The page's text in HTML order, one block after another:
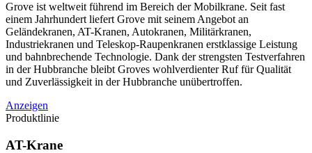
Grove ist weltweit führend im Bereich der Mobilkrane. Seit fast
einem Jahrhundert liefert Grove mit seinem Angebot an
Geländekranen, AT-Kranen, Autokranen, Militärkranen,
Industriekranen und Teleskop-Raupenkranen erstklassige Leistung
und bahnbrechende Technologie. Dank der strengsten Testverfahren
in der Hubbranche bleibt Groves wohlverdienter Ruf für Qualität
und Zuverlässigkeit in der Hubbranche unübertroffen.
Anzeigen
Produktlinie
AT-Krane